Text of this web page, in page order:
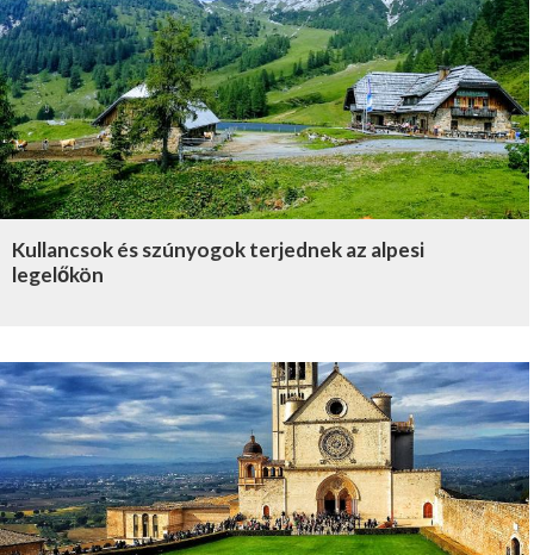
Kullancsok és szúnyogok terjednek az alpesi
legelőkön